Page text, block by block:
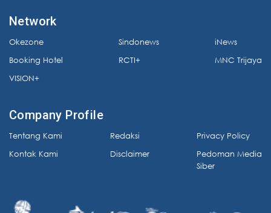
Network
Okezone
Booking Hotel
VISION+
Sindonews
RCTI+
iNews
MNC Trijaya
Company Profile
Tentang Kami
Kontak Kami
Redaksi
Disclaimer
Privacy Policy
Pedoman Media
Siber